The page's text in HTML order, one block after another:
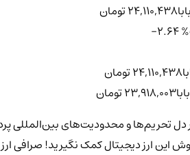
24,110,438تومان
-2.64%
24,110,438تومان
23,918,003تومان
دل تحریم‌ها و محدودیت‌های بین‌المللی
این ارز دیجیتال کمک نگیرید! صرافی